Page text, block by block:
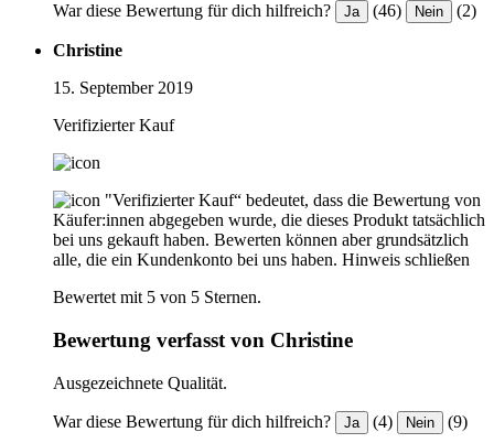
War diese Bewertung für dich hilfreich? Ja (46) Nein (2)
Christine
15. September 2019
Verifizierter Kauf
"Verifizierter Kauf“ bedeutet, dass die Bewertung von
Käufer:innen abgegeben wurde, die dieses Produkt tatsächlich
bei uns gekauft haben. Bewerten können aber grundsätzlich
alle, die ein Kundenkonto bei uns haben. Hinweis schließen
Bewertet mit 5 von 5 Sternen.
Bewertung verfasst von Christine
Ausgezeichnete Qualität.
War diese Bewertung für dich hilfreich? Ja (4) Nein (9)